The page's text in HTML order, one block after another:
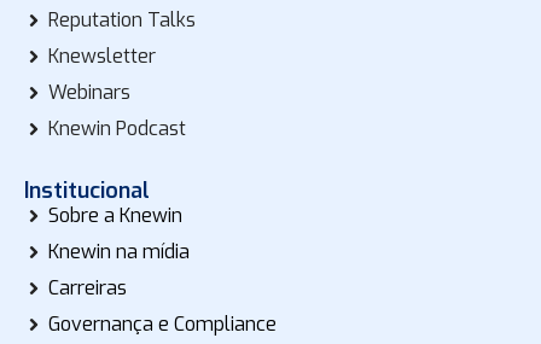
Reputation Talks
Knewsletter
Webinars
Knewin Podcast
Institucional
Sobre a Knewin
Knewin na mídia
Carreiras
Governança e Compliance